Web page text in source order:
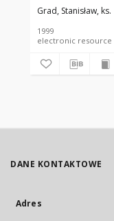
Grad, Stanisław, ks.
1999
DANE KONTAKTOWE
Adres